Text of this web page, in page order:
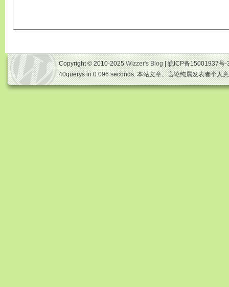
Copyright © 2010-2025Wizzer's Blog| 皖ICP备15001937号
40querys in 0.096 seconds. 本站文章、言论纯属发表者个人